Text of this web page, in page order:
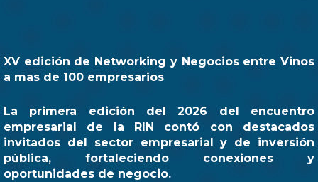
XV edición de Networking y Negocios entre Vinos
a mas de 100 empresarios
La primera edición del 2026 del encuentro
empresarial de la RIN contó con destacados
invitados del sector empresarial y de inversión
pública, fortaleciendo conexiones y
oportunidades de negocio.